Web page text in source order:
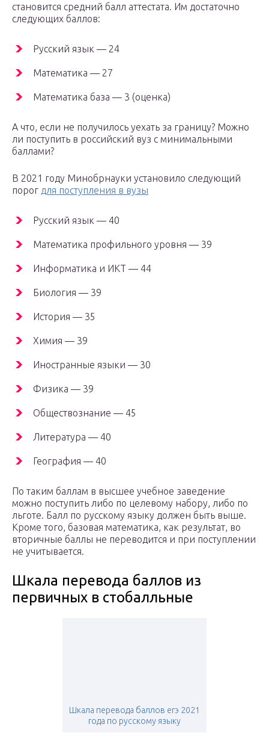
становится средний балл аттестата. Им достаточно
следующих баллов:
Русский язык — 24
Математика — 27
Математика база — 3 (оценка)
А что, если не получилось уехать за границу? Можно
ли поступить в российский вуз с минимальными
баллами?
В 2021 году Минобрнауки установило следующий
порог для поступления в вузы
Русский язык — 40
Математика профильного уровня — 39
Информатика и ИКТ — 44
Биология — 39
История — 35
Химия — 39
Иностранные языки — 30
Физика — 39
Обществознание — 45
Литература — 40
География — 40
По таким баллам в высшее учебное заведение
можно поступить либо по целевому набору, либо по
льготе. Балл по русскому языку должен быть выше.
Кроме того, базовая математика, как результат, во
вторичные баллы не переводится и при поступлении
не учитывается.
Шкала перевода баллов из
первичных в стобалльные
Шкала перевода баллов егэ 2021
года по русскому языку